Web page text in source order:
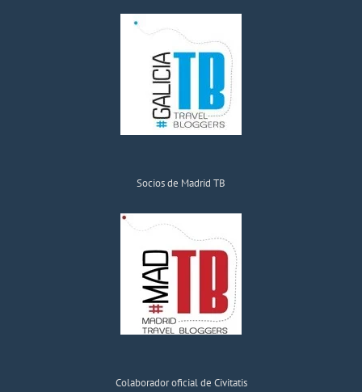
Socios de Madrid TB
Colaborador oficial de Civitatis